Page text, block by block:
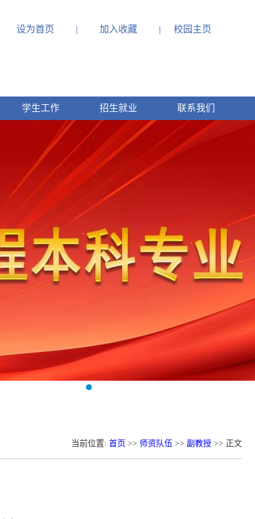
设为首页 | 加入收藏 | 校园主页
学生工作 招生就业 联系我们
当前位置: 首页 >> 师资队伍 >> 副教授 >> 正文